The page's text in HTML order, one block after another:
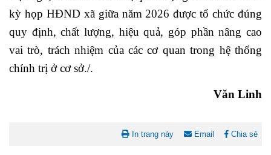
kỳ họp HĐND xã giữa năm 2026 được tổ chức đúng
quy định, chất lượng, hiệu quả, góp phần nâng cao
vai trò, trách nhiệm của các cơ quan trong hệ thống
chính trị ở cơ sở./.
Văn Linh
In trang này Email Chia sẻ